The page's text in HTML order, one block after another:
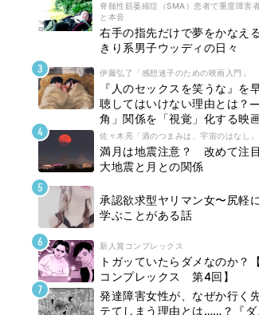
脊髄性筋萎縮症（SMA）患者で重度障害
と本音
右手の指先だけで夢をかなえ
きり系男子ウッディの日々
伊藤弘了「感想迷子のための映画入門」
『人のセックスを笑うな』を
聴してはいけない理由とは
角」関係を「視覚」化する映
佐々木亮「酒のつまみは、宇宙のはなし」
満月は地震注意？ 改めて注
大地震と月との関係
承認欲求型ヤリマン女〜尻軽
学ぶことがある話
新人賞コンプレックス
トガッていたらダメなのか？
コンプレックス 第4回】
発達障害女性が、なぜか行く
テてしまう理由とは……？『ダ